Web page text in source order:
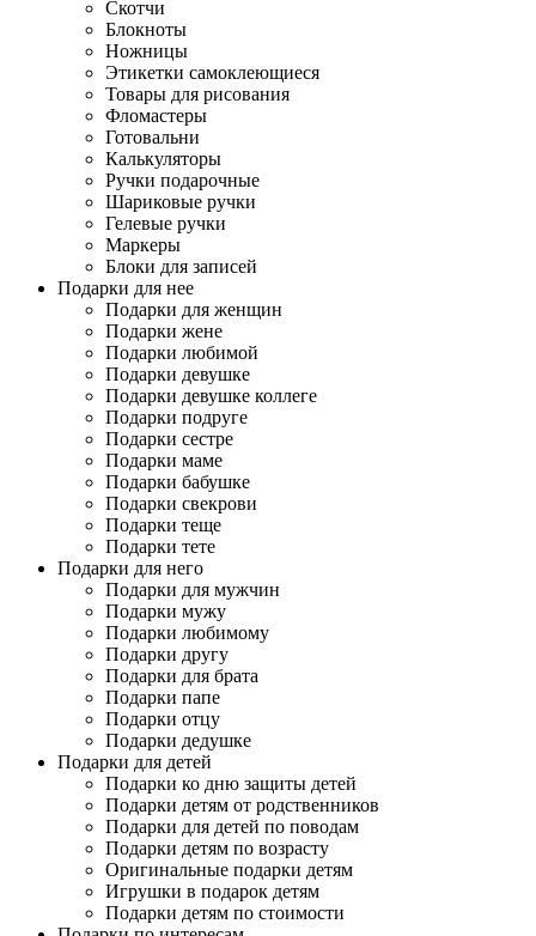
Скотчи
Блокноты
Ножницы
Этикетки самоклеющиеся
Товары для рисования
Фломастеры
Готовальни
Калькуляторы
Ручки подарочные
Шариковые ручки
Гелевые ручки
Маркеры
Блоки для записей
Подарки для нее
Подарки для женщин
Подарки жене
Подарки любимой
Подарки девушке
Подарки девушке коллеге
Подарки подруге
Подарки сестре
Подарки маме
Подарки бабушке
Подарки свекрови
Подарки теще
Подарки тете
Подарки для него
Подарки для мужчин
Подарки мужу
Подарки любимому
Подарки другу
Подарки для брата
Подарки папе
Подарки отцу
Подарки дедушке
Подарки для детей
Подарки ко дню защиты детей
Подарки детям от родственников
Подарки для детей по поводам
Подарки детям по возрасту
Оригинальные подарки детям
Игрушки в подарок детям
Подарки детям по стоимости